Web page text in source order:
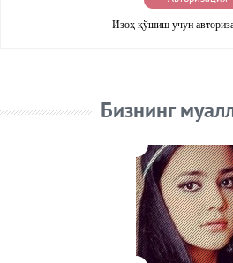
Изоҳ қўшиш учун
Бизнинг